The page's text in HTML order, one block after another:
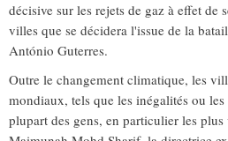
décisive sur les rejets de gaz à effet de
villes que se décidera l'issue de la
António Guterres.
Outre le changement climatique, les
mondiaux, tels que les inégalités ou
plupart des gens, en particulier les